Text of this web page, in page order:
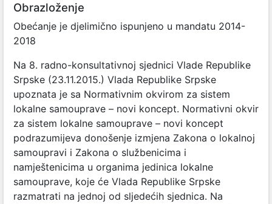
Obrazloženje
Obećanje je djelimično ispunjeno u mandatu 2014-
2018
Na 8. radno-konsultativnoj sjednici Vlade Republike
Srpske (23.11.2015.) Vlada Republike Srpske
upoznata je sa Normativnim okvirom za sistem
lokalne samouprave – novi koncept. Normativni okvir
za sistem lokalne samouprave – novi koncept
podrazumijeva donošenje izmjena Zakona o lokalnoj
samoupravi i Zakona o službenicima i
namještenicima u organima jedinica lokalne
samouprave, koje će Vlada Republike Srpske
razmatrati na jednoj od sljedećih sjednica. Na